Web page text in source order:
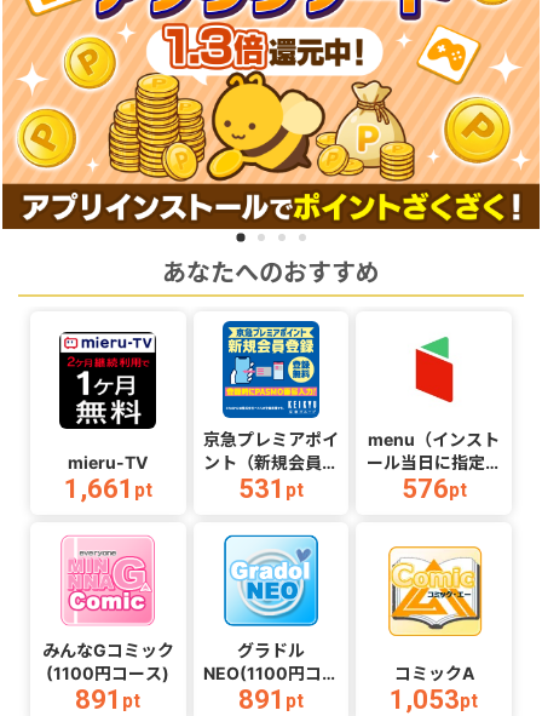
あなたへのおすすめ
mieru-TV
1,661 pt
京急プレミアポイ
ント（新規会員登
録完了（登録時
必須））
531 pt
menu（インスト
ール当日に指定の
クーポンコード経
文完了）
（Android）
576pt
みんなGコミック
(1100円コース)
891 pt
グラドル
NEO(1100円コー
ス)
891 pt
コミックA
1,053pt